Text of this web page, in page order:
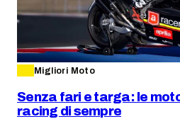
Migliori Moto
Senza fari e targa: le
racing di sempre